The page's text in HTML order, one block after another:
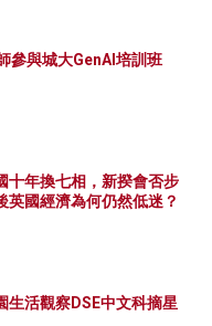
參與城大GenAI培訓班
十年換七相，新揆會否步
英國經濟為何仍然低迷？
生活觀察DSE中文科摘星